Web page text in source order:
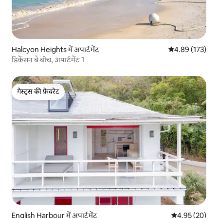
Halcyon Heights में अपार्टमेंट औसत रेटिंग 5 में से
4.89 (173)
डिकेंसन बे बीच, अपार्टमेंट 1
गेस्ट्स की फ़ेवरेट
गेस्ट्स की फ़ेवरेट
English Harbour में अपार्टमेंट औसत रेटिंग 5 में
4.95 (20)